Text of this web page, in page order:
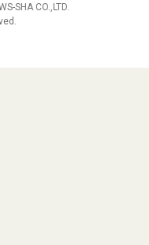
SHA CO.,LTD.